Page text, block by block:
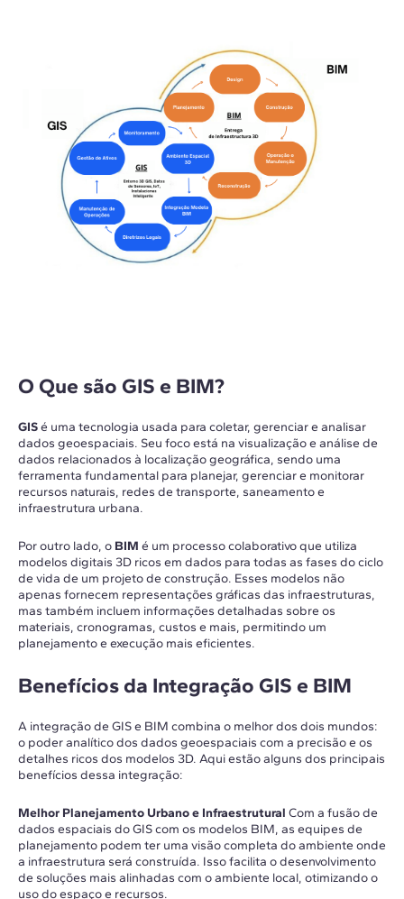
O Que são GIS e BIM?
GISé uma tecnologia usada para coletar, gerenciar e analisar
dados geoespaciais. Seu foco está na visualização e análise de
dados relacionados à localização geográfica, sendo uma
ferramenta fundamental para planejar, gerenciar e monitorar
recursos naturais, redes de transporte, saneamento e
infraestrutura urbana.
Por outro lado, o BIM é um processo colaborativo que utiliza
modelos digitais 3D ricos em dados para todas as fases do ciclo
de vida de um projeto de construção. Esses modelos não
apenas fornecem representações gráficas das infraestruturas,
mas também incluem informações detalhadas sobre os
materiais, cronogramas, custos e mais, permitindo um
planejamento e execução mais eficientes.
Benefícios da Integração GIS e BIM
A integração de GIS e BIM combina o melhor dos dois mundos:
o poder analítico dos dados geoespaciais com a precisão e os
detalhes ricos dos modelos 3D. Aqui estão alguns dos principais
benefícios dessa integração:
Melhor Planejamento Urbano e Infraestrutural Com a fusão de
dados espaciais do GIS com os modelos BIM, as equipes de
planejamento podem ter uma visão completa do ambiente onde
a infraestrutura será construída. Isso facilita o desenvolvimento
de soluções mais alinhadas com o ambiente local, otimizando o
uso do espaço e recursos.